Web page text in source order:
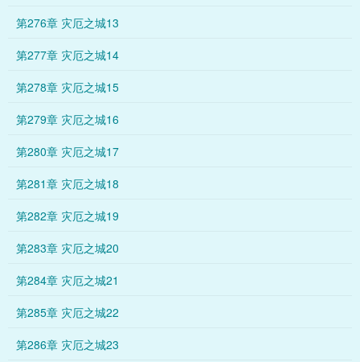
第276章 灾厄之城13
第277章 灾厄之城14
第278章 灾厄之城15
第279章 灾厄之城16
第280章 灾厄之城17
第281章 灾厄之城18
第282章 灾厄之城19
第283章 灾厄之城20
第284章 灾厄之城21
第285章 灾厄之城22
第286章 灾厄之城23